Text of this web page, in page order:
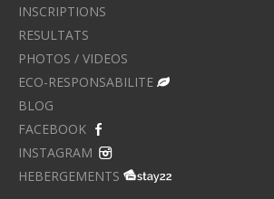
INSCRIPTIONS
RESULTATS
PHOTOS / VIDEOS
ECO-RESPONSABILITE
BLOG
FACEBOOK
INSTAGRAM
HEBERGEMENTS